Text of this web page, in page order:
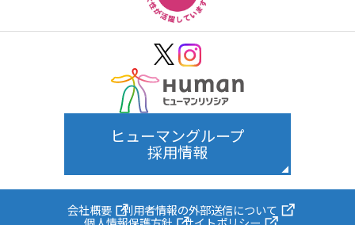
ヒューマングループ
採用情報
会社概要 利用者情報の外部送信について